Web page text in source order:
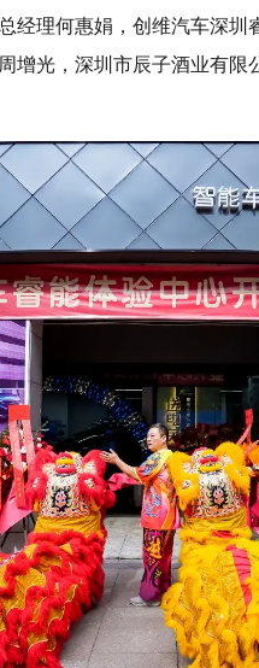
经理何惠娟，创维汽车深
增光，深圳市辰子酒业有